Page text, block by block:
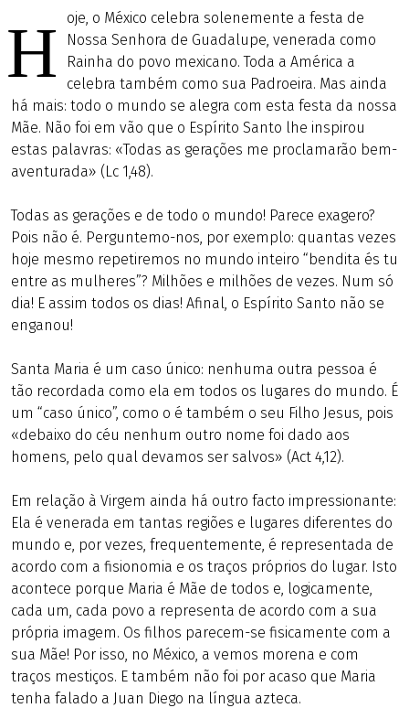
H
oje, o México celebra solenemente a festa de
Nossa Senhora de Guadalupe, venerada como
Rainha do povo mexicano. Toda a América a
celebra também como sua Padroeira. Mas ainda
há mais: todo o mundo se alegra com esta festa da nossa
Mãe. Não foi em vão que o Espírito Santo lhe inspirou
estas palavras: «Todas as gerações me proclamarão bem-
aventurada» (Lc 1,48).
Todas as gerações e de todo o mundo! Parece exagero?
Pois não é. Perguntemo-nos, por exemplo: quantas vezes
hoje mesmo repetiremos no mundo inteiro “bendita és tu
entre as mulheres”? Milhões e milhões de vezes. Num só
dia! E assim todos os dias! Afinal, o Espírito Santo não se
enganou!
Santa Maria é um caso único: nenhuma outra pessoa é
tão recordada como ela em todos os lugares do mundo. É
um “caso único”, como o é também o seu Filho Jesus, pois
«debaixo do céu nenhum outro nome foi dado aos
homens, pelo qual devamos ser salvos» (Act 4,12).
Em relação à Virgem ainda há outro facto impressionante:
Ela é venerada em tantas regiões e lugares diferentes do
mundo e, por vezes, frequentemente, é representada de
acordo com a fisionomia e os traços próprios do lugar. Isto
acontece porque Maria é Mãe de todos e, logicamente,
cada um, cada povo a representa de acordo com a sua
própria imagem. Os filhos parecem-se fisicamente com a
sua Mãe! Por isso, no México, a vemos morena e com
traços mestiços. E também não foi por acaso que Maria
tenha falado a Juan Diego na língua azteca.